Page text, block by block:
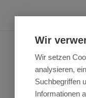
Wir
Wir setzen
analysieren,
Suchbegriffen
Informationen